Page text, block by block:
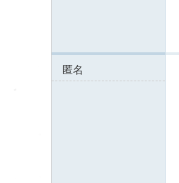
匿名
172.71.94.x:44546